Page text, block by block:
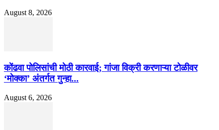
August 8, 2026
कोंढवा पोलिसांची मोठी कारवाई; गांजा विक्री करणाऱ्या टोळीवर
‘मोक्का’ अंतर्गत गुन्हा...
August 6, 2026